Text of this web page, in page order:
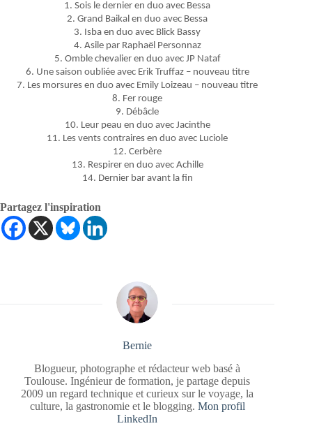
1. Sois le dernier en duo avec Bessa
2. Grand Baikal en duo avec Bessa
3. Isba en duo avec Blick Bassy
4. Asile par Raphaël Personnaz
5. Omble chevalier en duo avec JP Nataf
6. Une saison oubliée avec Erik Truffaz – nouveau titre
7. Les morsures en duo avec Emily Loizeau – nouveau titre
8. Fer rouge
9. Débâcle
10. Leur peau en duo avec Jacinthe
11. Les vents contraires en duo avec Luciole
12. Cerbère
13. Respirer en duo avec Achille
14. Dernier bar avant la fin
Partagez l'inspiration
Bernie
Blogueur, photographe et rédacteur web basé à
Toulouse. Ingénieur de formation, je partage depuis
2009 un regard technique et curieux sur le voyage, la
culture, la gastronomie et le blogging. Mon profil
LinkedIn